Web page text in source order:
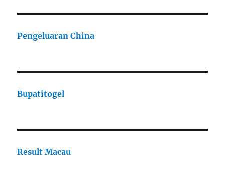
Pengeluaran China
Bupatitogel
Result Macau